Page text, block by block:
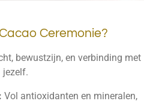
Ceremonie?
bewustzijn, en verbinding met
jezelf.
Vol antioxidanten en mineralen,